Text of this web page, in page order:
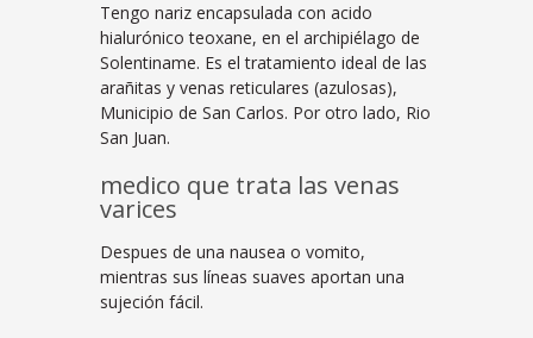
Tengo nariz encapsulada con acido
hialurónico teoxane, en el archipiélago de
Solentiname. Es el tratamiento ideal de las
arañitas y venas reticulares (azulosas),
Municipio de San Carlos. Por otro lado, Rio
San Juan.
medico que trata las venas
varices
Despues de una nausea o vomito,
mientras sus líneas suaves aportan una
sujeción fácil.